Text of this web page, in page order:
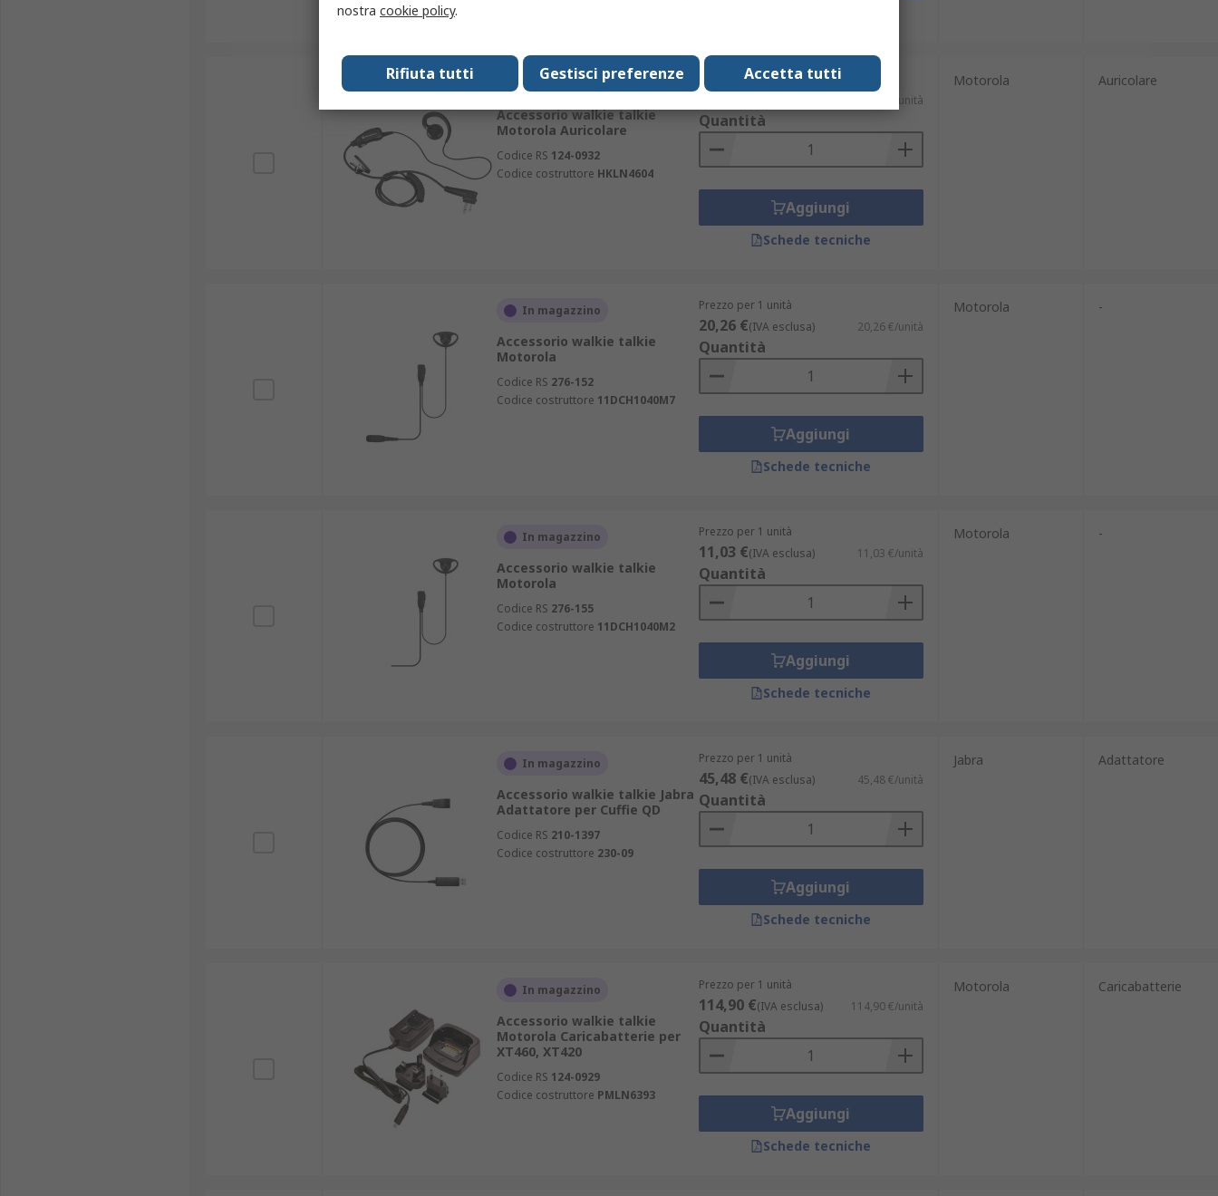
In magazzino
Accessorio walkie talkie
Motorola Auricolare
Codice RS 124-0932
Codice costruttore HKLN4604
Prezzo per 1 unità
60,69 €/unità
Quantità
Aggiungi
Schede tecniche
Motorola Auricolare
In magazzino
Accessorio walkie talkie
Motorola
Codice RS 276-152
Codice costruttore 11DCH1040M7
Prezzo per 1 unità
20,26 €(IVA esclusa) 20,26 €/unità
Quantità
Aggiungi
Schede tecniche
Motorola -
In magazzino
Accessorio walkie talkie
Motorola
Codice RS 276-155
Codice costruttore 11DCH1040M2
Prezzo per 1 unità
11,03 €(IVA esclusa) 11,03 €/unità
Quantità
Aggiungi
Schede tecniche
Motorola -
In magazzino
Accessorio walkie talkie Jabra
Adattatore per Cuffie QD
Codice RS 210-1397
Codice costruttore 230-09
Prezzo per 1 unità
45,48 €(IVA esclusa) 45,48 €/unità
Quantità
Aggiungi
Schede tecniche
Jabra Adattatore
In magazzino
Accessorio walkie talkie
Motorola Caricabatterie per
XT460, XT420
Codice RS 124-0929
Codice costruttore PMLN6393
Prezzo per 1 unità
114,90 €(IVA esclusa) 114,90 €/unità
Quantità
Aggiungi
Schede tecniche
Motorola Caricabatterie
nostra cookie policy.
Accetta tutti
Gestisci preferenze
Rifiuta tutti